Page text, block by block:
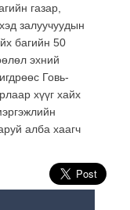
газар,
залуучуудын
багийн 50
эхний
Говь-
хүүг хайх
алба хаагч